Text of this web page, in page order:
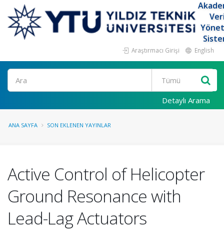
Araştırmacı Girişi English
Ara
Detaylı Arama
ANA SAYFA SON EKLENEN YAYINLAR
Active Control of Helicopter
Ground Resonance with
Lead-Lag Actuators